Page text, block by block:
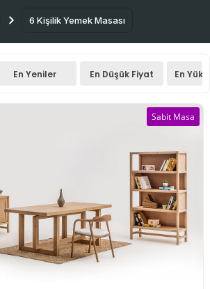
6 Kişilik Yemek Masası
En Yeniler En Düşük Fiyat En
Sabit Masa